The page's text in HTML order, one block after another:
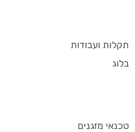
תקלות ועבודות
בלוג
טכנאי מזגנים